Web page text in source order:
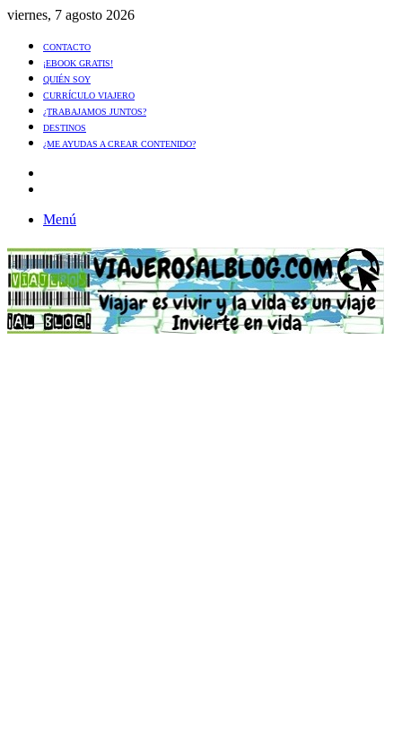
viernes, 7 agosto 2026
CONTACTO
¡EBOOK GRATIS!
QUIÉN SOY
CURRÍCULO VIAJERO
¿TRABAJAMOS JUNTOS?
DESTINOS
¿ME AYUDAS A CREAR CONTENIDO?
Menú